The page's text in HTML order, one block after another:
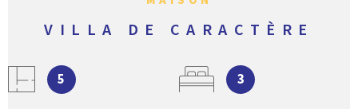
VILLA DE CARACTÈRE
5 3